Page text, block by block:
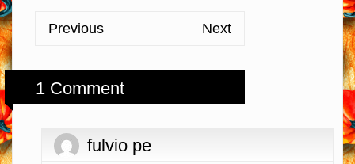
Previous Next
1 Comment
fulvio pe